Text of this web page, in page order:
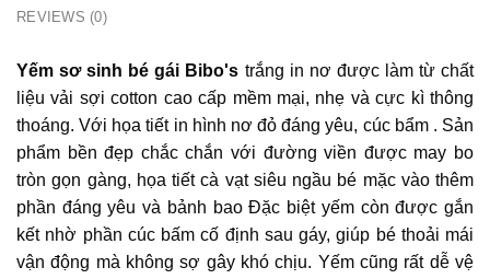
REVIEWS (0)
Yếm sơ sinh bé gái Bibo's trắng in nơ được làm từ chất
liệu vải sợi cotton cao cấp mềm mại, nhẹ và cực kì thông
thoáng. Với họa tiết in hình nơ đỏ đáng yêu, cúc bẩm . Sản
phẩm bền đẹp chắc chắn với đường viền được may bo
tròn gọn gàng, họa tiết cà vạt siêu ngầu bé mặc vào thêm
phần đáng yêu và bảnh bao Đặc biệt yếm còn được gắn
kết nhờ phần cúc bấm cố định sau gáy, giúp bé thoải mái
vận động mà không sợ gây khó chịu. Yếm cũng rất dễ vệ